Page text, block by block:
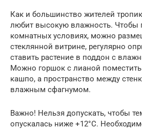
Как и большинство жителей
любит высокую влажность. Чтобы
комнатных условиях, можно
стеклянной витрине, регулярно
ставить растение в поддон с
Можно горшок с лианой
кашпо, а пространство между
влажным сфагнумом.
Важно! Нельзя допускать, чтобы
опускалась ниже +12°С.